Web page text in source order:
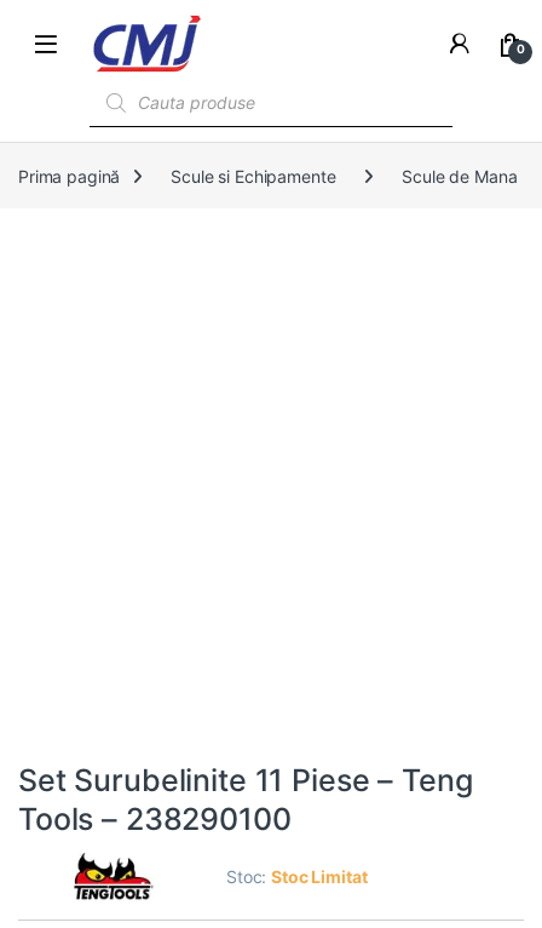
0
Prima pagină Scule si Echipamente Scule de Mana
Set Surubelinite 11 Piese – Teng
Tools – 238290100
Stoc:Stoc Limitat